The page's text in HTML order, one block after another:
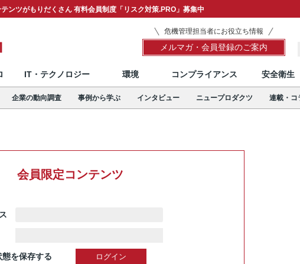
ンツがもりだくさん 有料会員制度「リスク対策.PRO」募集中
危機管理担当者にお役立ち情報
メルマガ・会員登録のご案内
IT・テクノロジー 環境 コンプライアンス 安全衛生
企業の動向調査 事例から学ぶ インタビュー ニュープロダクツ 連載・コ
会員限定コンテンツ
態を保存する